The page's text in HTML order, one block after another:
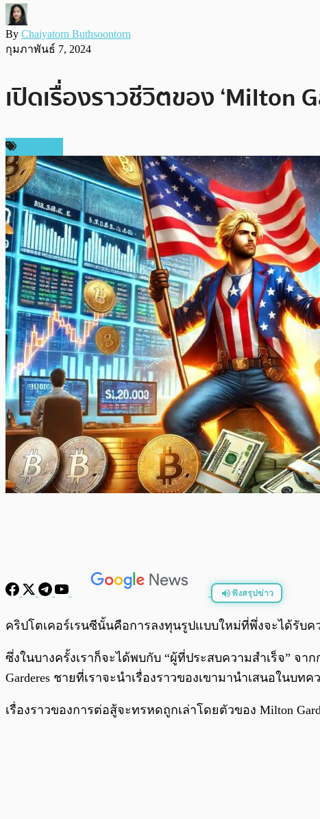
By Chaiyatorn Buthsoontorn
กุมภาพันธ์ 7, 2024
เปิดเรื่องราวชีวิตของ ‘Milton
ฟังสรุปข่าว
พร้อมเล่น
คริปโตเคอร์เรนซีนั้นคือการลงทุนรูปแบบใหม่ที่พึ่งจะได้รับ
ซึ่งในบางครั้งเราก็จะได้พบกับ “ผู้ที่ประสบความสำเร็จ” จ
Garderes ชายที่เราจะนำเรื่องราวของเขามานำเสนอในบทค
เรื่องราวของการต่อสู้จะทรหดถูกเล่าโดยตัวของ Milton